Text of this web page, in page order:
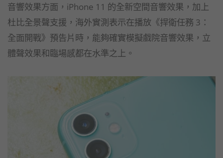
音響效果方面，iPhone 11 的全新空間音響效果，加上
杜比全景聲支援，海外實測表示在播放《捍衛任務 3：
全面開戰》預告片時，能夠確實模擬戲院音響效果，立
體聲效果和臨場感都在水準之上。